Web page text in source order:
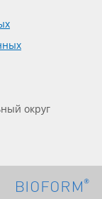
округ